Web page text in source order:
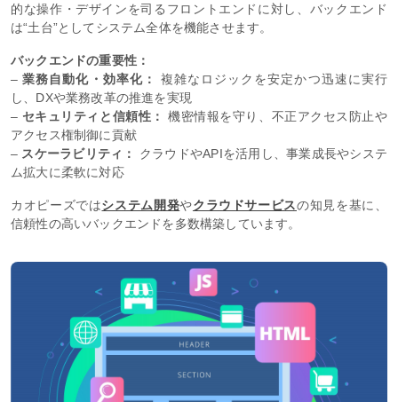
的な操作・デザインを司るフロントエンドに対し、バックエンド
は“土台”としてシステム全体を機能させます。
バックエンドの重要性：
–業務自動化・効率化：
複雑なロジックを安定かつ迅速に実行
し、DXや業務改革の推進を実現
– セキュリティと信頼性：
機密情報を守り、不正アクセス防止や
アクセス権制御に貢献
– スケーラビリティ：
クラウドやAPIを活用し、事業成長やシステ
ム拡大に柔軟に対応
カオピーズではシステム開発やクラウドサービスの知見を基に、
信頼性の高いバックエンドを多数構築しています。